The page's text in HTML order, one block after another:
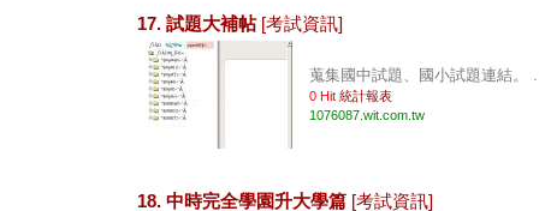
17. 試題大補帖 [考試資訊]
蒐集國中試題、國小試題連結。
0 Hit 統計報表
1076087.wit.com.tw
18. 中時完全學園升大學篇 [考試資訊]